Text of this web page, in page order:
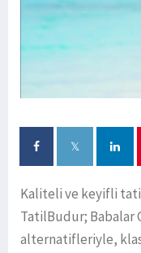
Kaliteli ve keyifli
TatilBudur; Babalar
alternatifleriyle,